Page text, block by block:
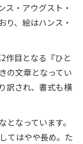
ス・アウグスト・
り、絵はハンス・
作目となる『ひと
の文章となってい
訳され、書式も横
なっています。
てはやや長め。た